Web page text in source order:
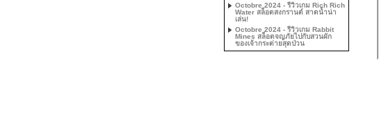
Octobre 2024 - รีวิวเกม Rich Rich
Water สล็อตสงกรานต์ สาดน้ำน่า
เล่น!
Octobre 2024 - รีวิวเกม Rabbit
Mines สล็อตจญภัยไปกับสวนผัก
ของเจ้ากระต่ายสุดป่วน